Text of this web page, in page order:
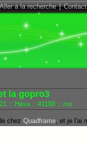
Aller à la recherche|Contact
la gopro3
:: Hexa :: #1188 :: rss
chez Quadframe, et je l'ai